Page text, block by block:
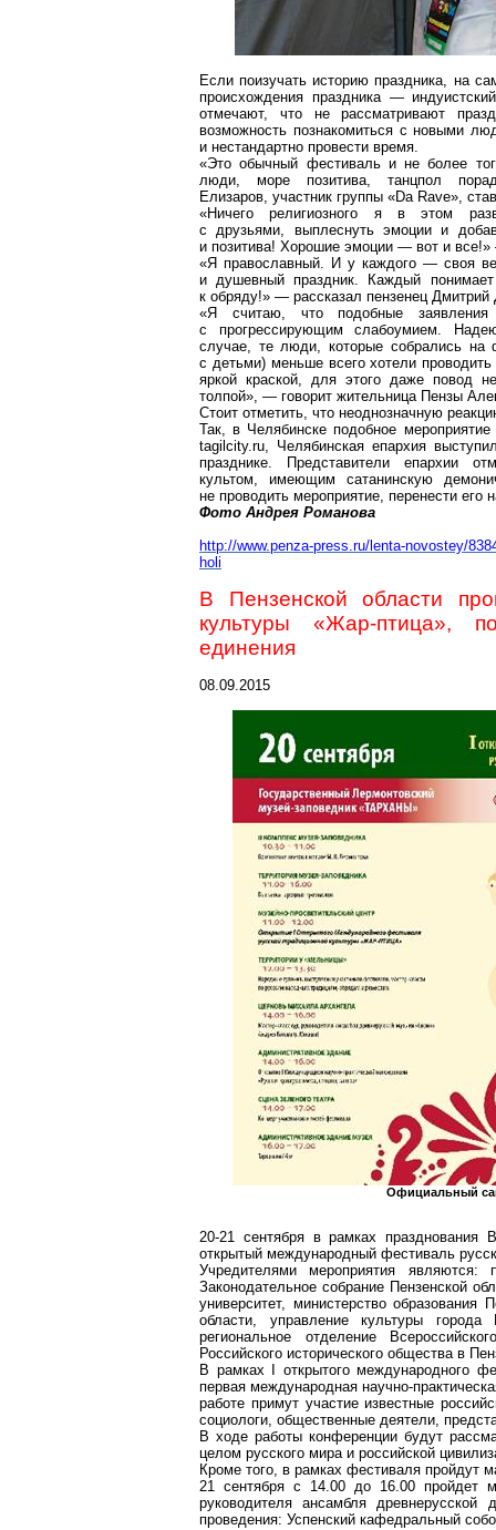
Если поизучать историю праздника, на
происхождения праздника —
отмечают, что не рассматривают
возможность познакомиться с новыми
и нестандартно провести время.
«Это обычный фестиваль и не более
люди, море позитива, танцпол
Елизаров, участник группы «Da Rave»,
«Ничего религиозного я в этом
с друзьями, выплеснуть эмоции и
и позитива! Хорошие эмоции — вот и
«Я православный. И у каждого — своя
и душевный праздник. Каждый
к обряду!» — рассказал пензенец Дмитрий
«Я считаю, что подобные
с прогрессирующим слабоумием.
случае, те люди, которые собрались на
с детьми) меньше всего хотели
яркой краской, для этого даже повод
толпой», — говорит жительница Пензы
Стоит отметить, что неоднозначную
Так, в Челябинске подобное
tagilcity.ru, Челябинская епархия
празднике. Представители епархии
культом, имеющим сатанинскую
не проводить мероприятие, перенести его
Фото Андрея Романова
http://www.penza-press.ru/lenta-novostey/
holi
В Пензенской области
культуры «Жар-птица»,
единения
08.09.2015
Официальный
20-21 сентября в рамках празднования
открытый международный фестиваль
Учредителями мероприятия являются:
Законодательное собрание Пензенской
университет, министерство образования
области, управление культуры
региональное отделение
Российского исторического общества в
В рамках I открытого международного
первая международная научно-
работе примут участие известные
социологи, общественные деятели,
В ходе работы конференции будут
целом русского мира и российской
Кроме того, в рамках фестиваля пройдут
21 сентября с 14.00 до 16.00 пройдет
руководителя ансамбля
проведения: Успенский кафедральный